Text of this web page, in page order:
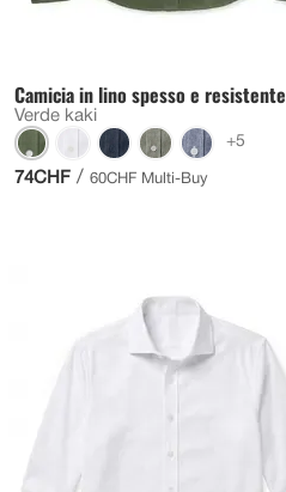
Camicia in lino spesso e resistente
Verde kaki
+5
74CHF / 60CHF Multi-Buy